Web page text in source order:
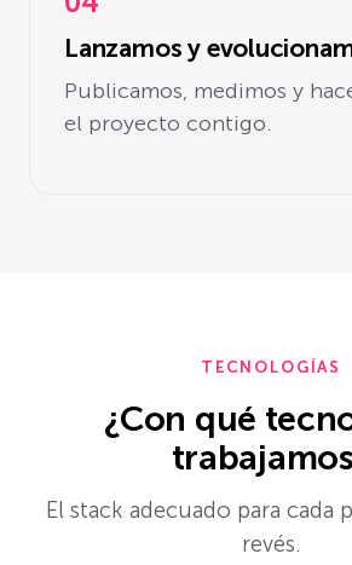
Lanzamos y
Publicamos, medimos y
el proyecto contigo.
TECNOLOGÍAS
¿Con qué
El stack adecuado para cada
revés.